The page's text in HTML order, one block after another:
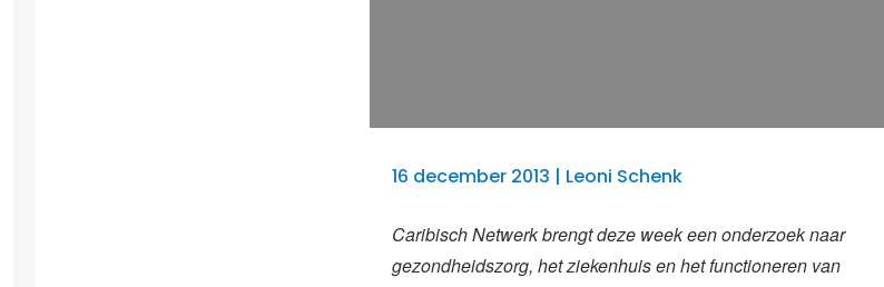
16 december 2013 | Leoni Schenk
Caribisch Netwerk brengt deze week een onderzoek naar
gezondheidszorg, het ziekenhuis en het functioneren van